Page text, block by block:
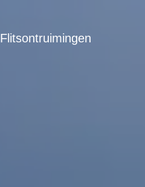
Flitsontruimingen